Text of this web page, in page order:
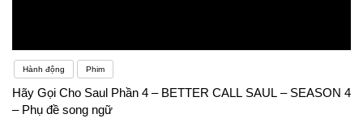
Hành động Phim
Hãy Gọi Cho Saul Phần 4 – BETTER CALL SAUL – SEASON 4
– Phụ đề song ngữ